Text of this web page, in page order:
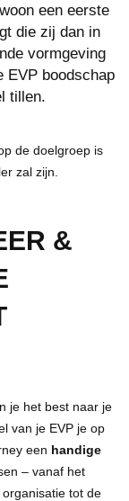
een eerste
die zij dan in
vormgeving
EVP boodschap
tillen.
de doelgroep is
zal zijn.
&
je het best naar je
van je EVP je op
een handige
– vanaf het
tot de